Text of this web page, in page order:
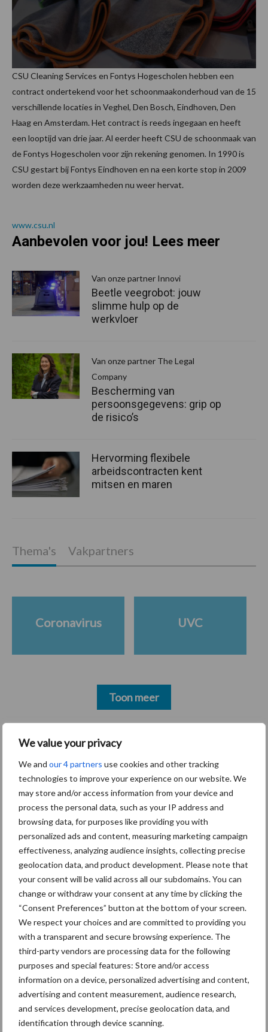
We value your privacy
We and our 4 partners use cookies and other tracking
technologies to improve your experience on our website. We
may store and/or access information from your device and
process the personal data, such as your IP address and
browsing data, for purposes like providing you with
personalized ads and content, measuring marketing campaign
effectiveness, analyzing audience insights, collecting precise
geolocation data, and product development. Please note that
your consent will be valid across all our subdomains. You can
change or withdraw your consent at any time by clicking the
“Consent Preferences” button at the bottom of your screen.
We respect your choices and are committed to providing you
with a transparent and secure browsing experience. The
third-party vendors are processing data for the following
purposes and special features: Store and/or access
information on a device, personalized advertising and content,
advertising and content measurement, audience research,
and services development, precise geolocation data, and
identification through device scanning.
CSU Cleaning Services en Fontys Hogescholen hebben een
contract ondertekend voor het schoonmaakonderhoud van de 15
verschillende locaties in Veghel, Den Bosch, Eindhoven, Den
Haag en Amsterdam. Het contract is reeds ingegaan en heeft
een looptijd van drie jaar. Al eerder heeft CSU de schoonmaak van
de Fontys Hogescholen voor zijn rekening genomen. In 1990 is
CSU gestart bij Fontys Eindhoven en na een korte stop in 2009
worden deze werkzaamheden nu weer hervat.
www.csu.nl
Primaire
Sidebar
Hervorming flexibele
arbeidscontracten kent mitsen en
29 dec
Freddy van de Ridder Cleaners:
“Glazenwassen zit in m’n bloed,
maar innoveren is mijn toekomst”
24 dec
Friendship Sports Centre maakt
vrienden voor het leven
23 dec
Business Apps: breng rust in de
schoonmaakchaos
22 dec
Sportschool Saints & Stars moet
Aanbevolen voor jou! Lees meer
Van onze partner Innovi
Beetle veegrobot: jouw
slimme hulp op de
werkvloer
Van onze partner The Legal
Company
Bescherming van
persoonsgegevens: grip op
de risico’s
Hervorming flexibele
arbeidscontracten kent
mitsen en maren
Thema's Vakpartners
Coronavirus UVC
Toon meer